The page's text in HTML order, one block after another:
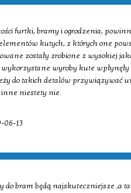
furtki, bramy i ogrodzenia,
kutych, z których one
zostały zrobione z wysokiej
wyroby kute
do takich detalów przywiązywać
inne niestety nie.
06-13
do bram będą najskuteczniejsze ,a